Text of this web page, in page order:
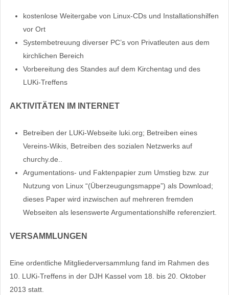
kostenlose Weitergabe von Linux-CDs und Installationshilfen
vor Ort
Systembetreuung diverser PC’s von Privatleuten aus dem
kirchlichen Bereich
Vorbereitung des Standes auf dem Kirchentag und des
LUKi-Treffens
AKTIVITÄTEN IM INTERNET
Betreiben der LUKi-Webseite luki.org; Betreiben eines
Vereins-Wikis, Betreiben des sozialen Netzwerks auf
churchy.de..
Argumentations- und Faktenpapier zum Umstieg bzw. zur
Nutzung von Linux “(Überzeugungsmappe”) als Download;
dieses Paper wird inzwischen auf mehreren fremden
Webseiten als lesenswerte Argumentationshilfe referenziert.
VERSAMMLUNGEN
Eine ordentliche Mitgliederversammlung fand im Rahmen des
10. LUKi-Treffens in der DJH Kassel vom 18. bis 20. Oktober
2013 statt.